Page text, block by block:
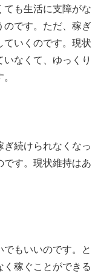
ても生活に支障がな
のです。ただ、稼ぎ
ていくのです。現状
なくて、ゆっくり
続けられなくなっ
です。現状維持はあ
もいいのです。と
く稼ぐことができる